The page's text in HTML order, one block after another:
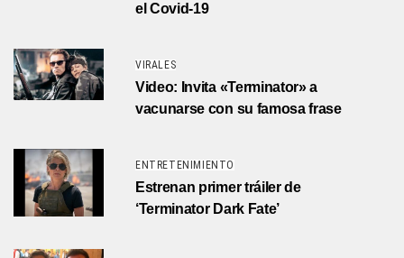
el Covid-19
VIRALES
Video: Invita «Terminator» a
vacunarse con su famosa frase
ENTRETENIMIENTO
Estrenan primer tráiler de
‘Terminator Dark Fate’